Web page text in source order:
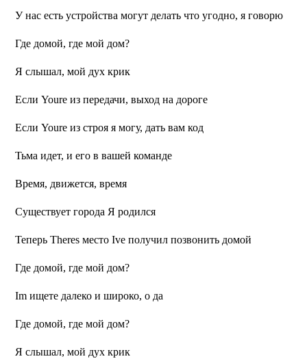
У нас есть устройства могут делать что угодно, я говорю
Где домой, где мой дом?
Я слышал, мой дух крик
Если Youre из передачи, выход на дороге
Если Youre из строя я могу, дать вам код
Тьма идет, и его в вашей команде
Время, движется, время
Существует города Я родился
Теперь Theres место Ive получил позвонить домой
Где домой, где мой дом?
Im ищете далеко и широко, о да
Где домой, где мой дом?
Я слышал, мой дух крик